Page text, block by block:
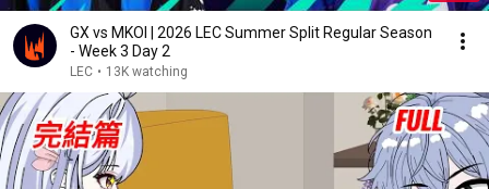
GX vs MKOI | 2026 LEC Summer Split Regular Season
- Week 3 Day 2
LEC • 13K watching